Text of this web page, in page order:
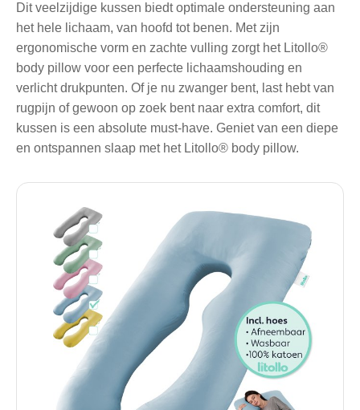
Dit veelzijdige kussen biedt optimale ondersteuning aan
het hele lichaam, van hoofd tot benen. Met zijn
ergonomische vorm en zachte vulling zorgt het Litollo®
body pillow voor een perfecte lichaamshouding en
verlicht drukpunten. Of je nu zwanger bent, last hebt van
rugpijn of gewoon op zoek bent naar extra comfort, dit
kussen is een absolute must-have. Geniet van een diepe
en ontspannen slaap met het Litollo® body pillow.